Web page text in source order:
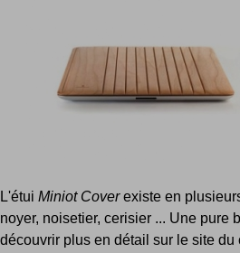
L'étui Miniot Coverexiste en
noyer, noisetier, cerisier ... Une pure
découvrir plus en détail sur le site du